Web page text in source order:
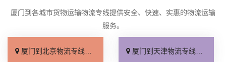
厦门到各城市货物运输物流专线提供安全、快速、实惠的物流运输
服务。
厦门到北京物流专线_直达不中转「送货到门」 厦门到天津物流专线_运保时效「高效快运」